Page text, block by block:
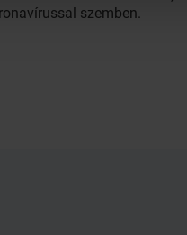
szemben.